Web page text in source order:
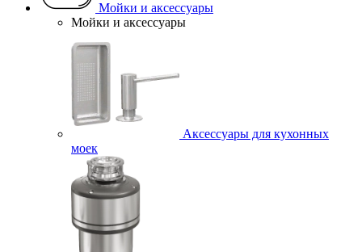
Мойки и аксессуары
Мойки и аксессуары
Аксессуары для кухонных
моек